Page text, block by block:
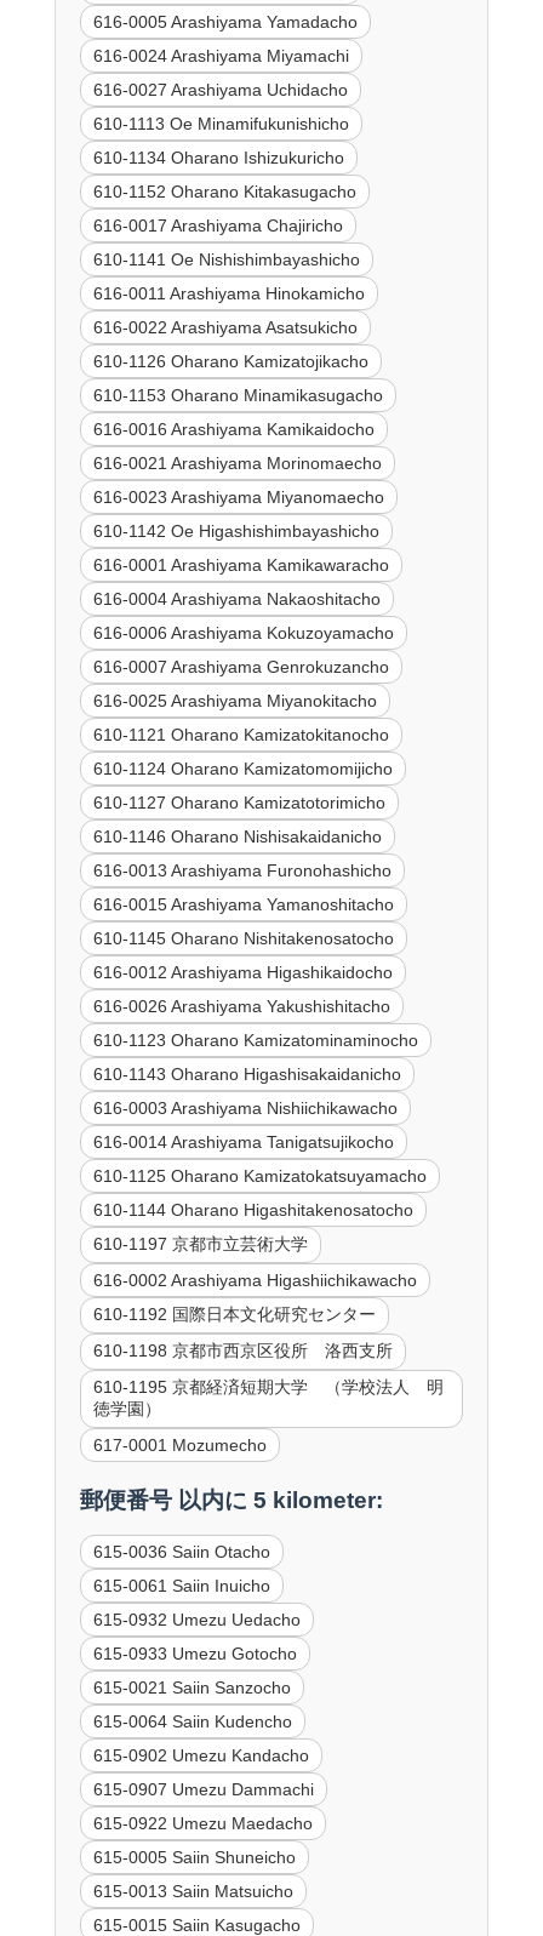
616-0005 Arashiyama Yamadacho
616-0024 Arashiyama Miyamachi
616-0027 Arashiyama Uchidacho
610-1113 Oe Minamifukunishicho
610-1134 Oharano Ishizukuricho
610-1152 Oharano Kitakasugacho
616-0017 Arashiyama Chajiricho
610-1141 Oe Nishishimbayashicho
616-0011 Arashiyama Hinokamicho
616-0022 Arashiyama Asatsukicho
610-1126 Oharano Kamizatojikacho
610-1153 Oharano Minamikasugacho
616-0016 Arashiyama Kamikaidocho
616-0021 Arashiyama Morinomaecho
616-0023 Arashiyama Miyanomaecho
610-1142 Oe Higashishimbayashicho
616-0001 Arashiyama Kamikawaracho
616-0004 Arashiyama Nakaoshitacho
616-0006 Arashiyama Kokuzoyamacho
616-0007 Arashiyama Genrokuzancho
616-0025 Arashiyama Miyanokitacho
610-1121 Oharano Kamizatokitanocho
610-1124 Oharano Kamizatomomijicho
610-1127 Oharano Kamizatotorimicho
610-1146 Oharano Nishisakaidanicho
616-0013 Arashiyama Furonohashicho
616-0015 Arashiyama Yamanoshitacho
610-1145 Oharano Nishitakenosatocho
616-0012 Arashiyama Higashikaidocho
616-0026 Arashiyama Yakushishitacho
610-1123 Oharano Kamizatominaminocho
610-1143 Oharano Higashisakaidanicho
616-0003 Arashiyama Nishiichikawacho
616-0014 Arashiyama Tanigatsujikocho
610-1125 Oharano Kamizatokatsuyamacho
610-1144 Oharano Higashitakenosatocho
610-1197 京都市立芸術大学
616-0002 Arashiyama Higashiichikawacho
610-1192 国際日本文化研究センター
610-1198 京都市西京区役所 洛西支所
610-1195 京都経済短期大学 （学校法人 明
徳学園）
617-0001 Mozumecho
郵便番号 以内に 5 kilometer:
615-0036 Saiin Otacho
615-0061 Saiin Inuicho
615-0932 Umezu Uedacho
615-0933 Umezu Gotocho
615-0021 Saiin Sanzocho
615-0064 Saiin Kudencho
615-0902 Umezu Kandacho
615-0907 Umezu Dammachi
615-0922 Umezu Maedacho
615-0005 Saiin Shuneicho
615-0013 Saiin Matsuicho
615-0015 Saiin Kasugacho